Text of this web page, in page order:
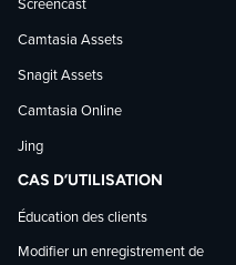
Screencast
Camtasia Assets
Snagit Assets
Camtasia Online
Jing
CAS D’UTILISATION
Éducation des clients
Modifier un enregistrement de